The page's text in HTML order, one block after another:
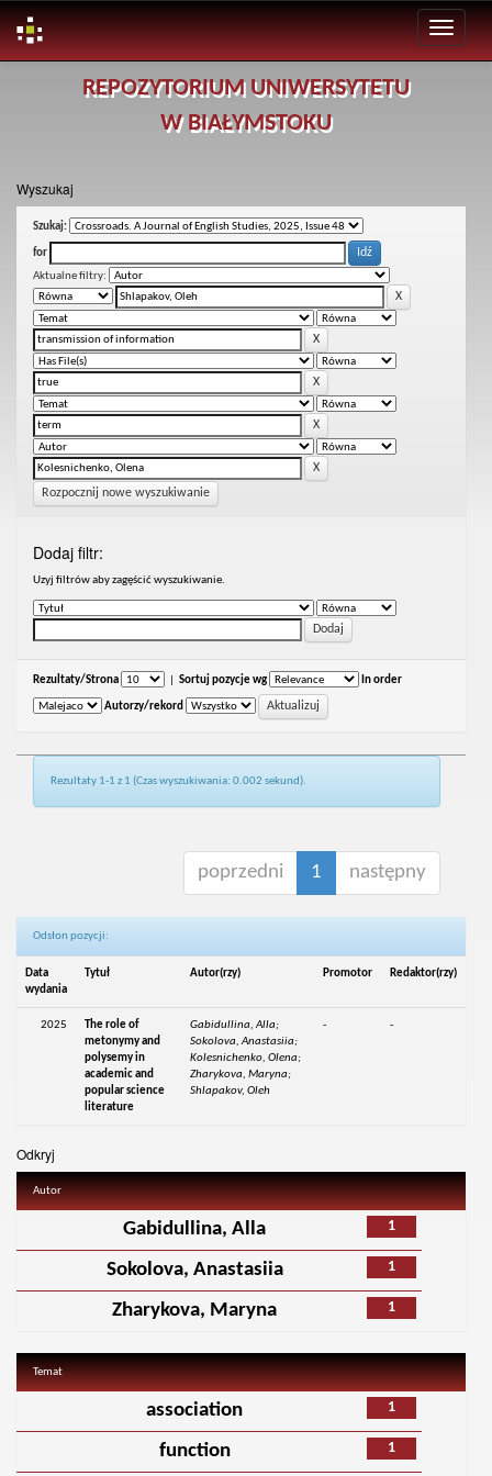
REPOZYTORIUM UNIWERSYTETU
W BIAŁYMSTOKU
Wyszukaj
Szukaj:
for
Aktualne filtry:
Rozpocznij nowe wyszukiwanie
Dodaj filtr:
Uzyj filtrów aby zagęścić wyszukiwanie.
Rezultaty/Strona Sortuj pozycje wg In order
Autorzy/rekord
Rezultaty 1-1 z 1 (Czas wyszukiwania: 0.002 sekund).
poprzedni 1 następny
Odsłon pozycji:
Data
wydania
Tytuł Autor(rzy) Promotor Redaktor(rzy)
2025
The role of
metonymy and
polysemy in
academic and
popular science
literature
Gabidullina, Alla;
Sokolova, Anastasiia;
Kolesnichenko, Olena;
Zharykova, Maryna;
Shlapakov, Oleh
- -
Odkryj
Autor
1
Gabidullina, Alla
1
Sokolova, Anastasiia
1
Zharykova, Maryna
Temat
1
association
1
function